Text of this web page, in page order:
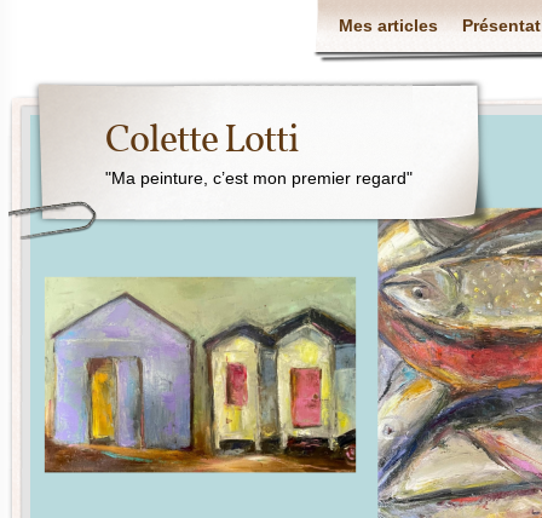
Mes articles
Colette Lotti
"Ma peinture, c’est mon premier regard"